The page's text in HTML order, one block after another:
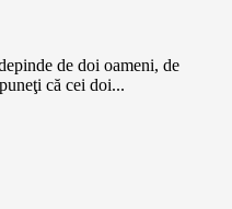
de doi oameni, de
că cei doi...